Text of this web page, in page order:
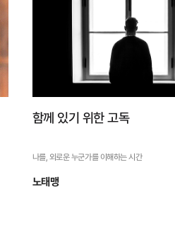
자세히 보기
함께 있기 위한 고독
나를, 외로운 누군가를 이해하는 시간
노태맹